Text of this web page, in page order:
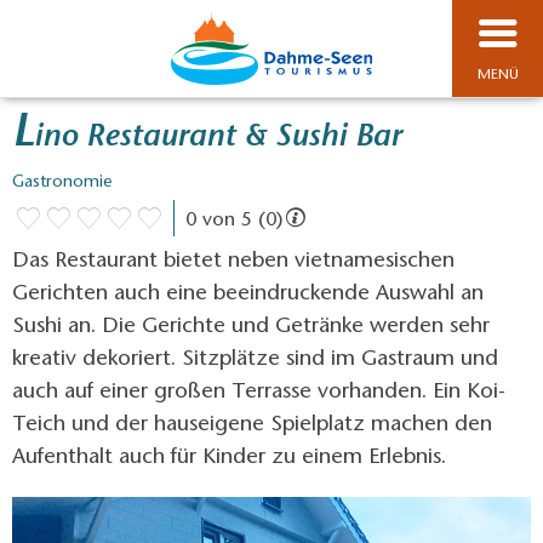
MENÜ
Lino Restaurant & Sushi Bar
Gastronomie
0 von 5 (0)
Das Restaurant bietet neben vietnamesischen
Gerichten auch eine beeindruckende Auswahl an
Sushi an. Die Gerichte und Getränke werden sehr
kreativ dekoriert. Sitzplätze sind im Gastraum und
auch auf einer großen Terrasse vorhanden. Ein Koi-
Teich und der hauseigene Spielplatz machen den
Aufenthalt auch für Kinder zu einem Erlebnis.